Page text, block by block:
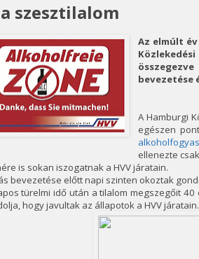
a szesztilalom
Az elmúlt
bevezetése
A Hamburgi
egészen
ellenezte
is sokan iszogatnak a HVV járatain.
bevezetése előtt napi szinten okoztak
türelmi idő után a tilalom megszegőit
hogy javultak az állapotok a HVV járatain.